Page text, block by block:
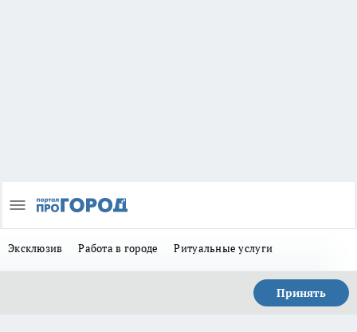
Эксклюзив Работа в городе Ритуальные услуги
Принять